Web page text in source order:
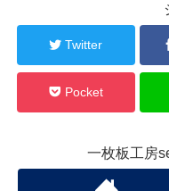
Twitter
Pocket
一枚板工房